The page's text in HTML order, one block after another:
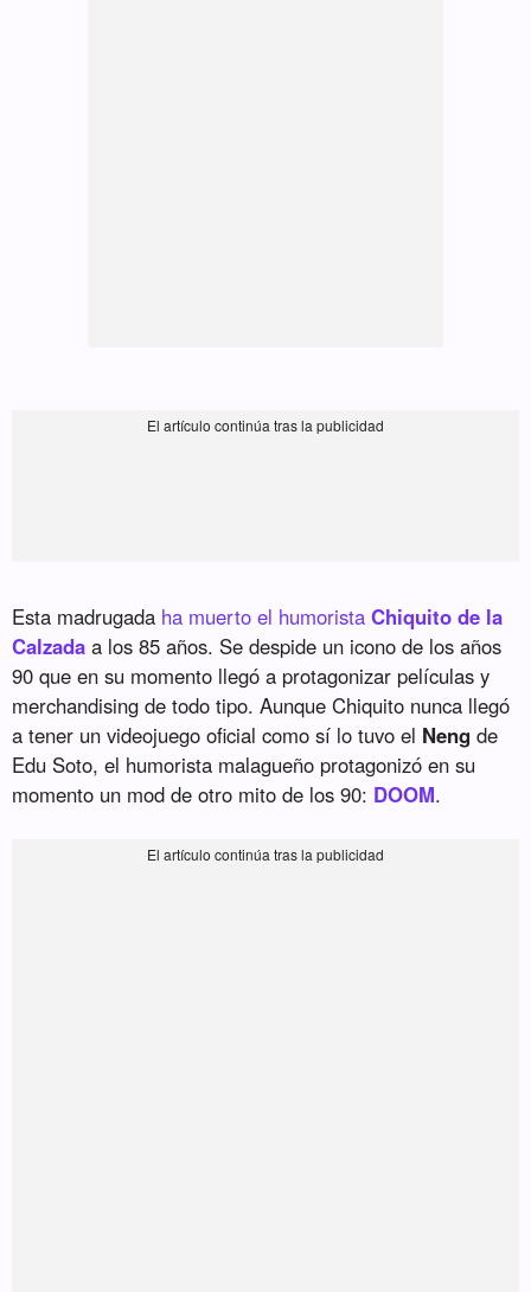
Esta madrugada ha muerto el humoristaChiquito de la
Calzada a los 85 años. Se despide un icono de los años
90 que en su momento llegó a protagonizar películas y
merchandising de todo tipo. Aunque Chiquito nunca llegó
a tener un videojuego oficial como sí lo tuvo el Neng de
Edu Soto, el humorista malagueño protagonizó en su
momento un mod de otro mito de los 90: DOOM.